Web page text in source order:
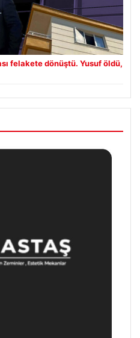
felakete dönüştü. Yusuf öldü,